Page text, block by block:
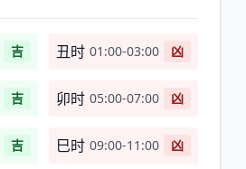
吉 丑时 01:00-03:00 凶
吉 卯时 05:00-07:00 凶
吉 巳时 09:00-11:00 凶